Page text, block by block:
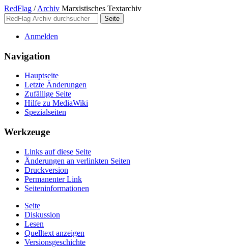
RedFlag / Archiv Marxistisches Textarchiv
Anmelden
Navigation
Hauptseite
Letzte Änderungen
Zufällige Seite
Hilfe zu MediaWiki
Spezialseiten
Werkzeuge
Links auf diese Seite
Änderungen an verlinkten Seiten
Druckversion
Permanenter Link
Seiten­­informationen
Seite
Diskussion
Lesen
Quelltext anzeigen
Versionsgeschichte